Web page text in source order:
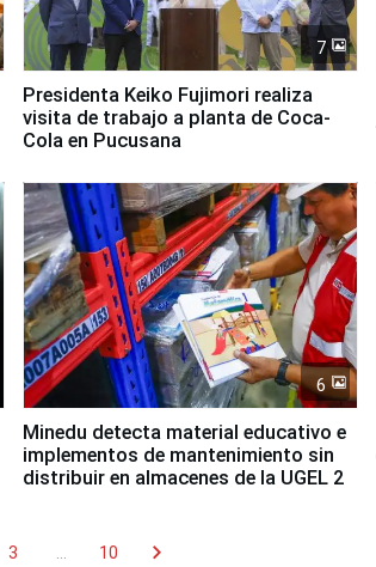
7
Presidenta Keiko Fujimori realiza
visita de trabajo a planta de Coca-
Cola en Pucusana
6
Minedu detecta material educativo e
implementos de mantenimiento sin
distribuir en almacenes de la UGEL 2
3 10 chevron_right